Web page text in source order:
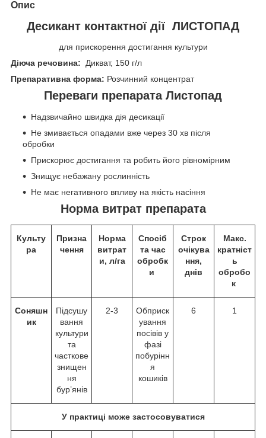
Опис
Десикант контактної дії ЛИСТОПАД
для прискорення достигання культури
Діюча речовина: Дикват, 150 г/л
Препаративна форма: Розчинний концентрат
Переваги препарата Листопад
Надзвичайно швидка дія десикації
Не змивається опадами вже через 30 хв після
обробки
Прискорює достигання та робить його рівномірним
Знищує небажану рослинність
Не має негативного впливу на якість насіння
Норма витрат препарата
Культу
ра
Призна
чення
Норма
витрат
и, л/га
Спосіб
та час
обробк
и
Строк
очікува
ння,
днів
Макс.
кратніст
ь
обробо
к
Соняшн
ик
Підсушу
вання
культури
та
часткове
знищен
ня
бур’янів
2-3
Обприск
ування
посівів у
фазі
побурінн
я
кошиків
6 1
У практиці може застосовуватися